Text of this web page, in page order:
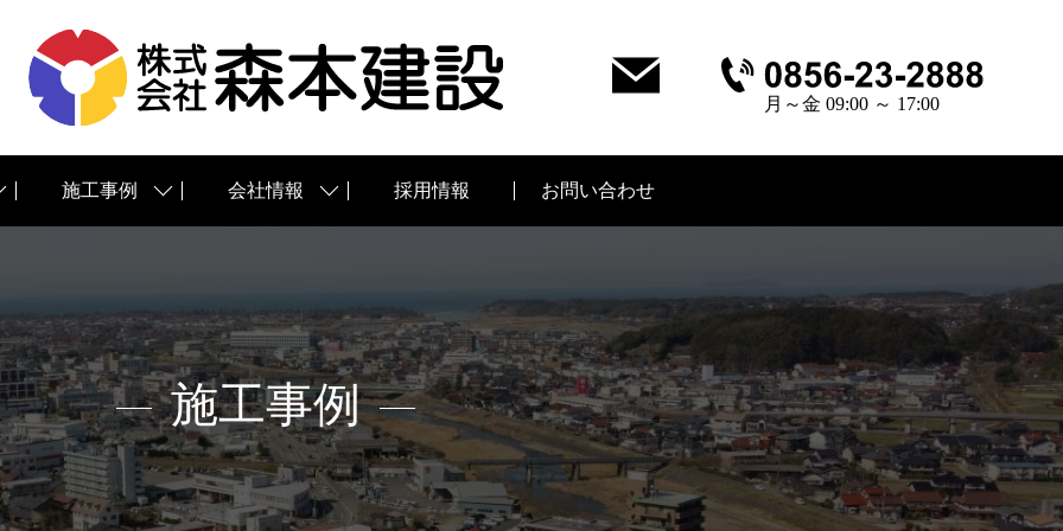
月～金 09:00 ～ 17:00
施工事例 会社情報 採用情報 お問い合わせ
施工事例